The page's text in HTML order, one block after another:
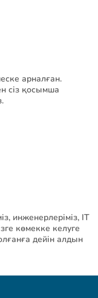
арналған.
сіз қосымша
инженерлеріміз, IT
көмекке келуге
дейін алдын